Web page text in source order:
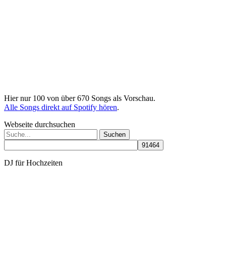
Hier nur 100 von über 670 Songs als Vorschau.
Alle Songs direkt auf Spotify hören.
Webseite durchsuchen
Suchen
nach:
DJ für Hochzeiten